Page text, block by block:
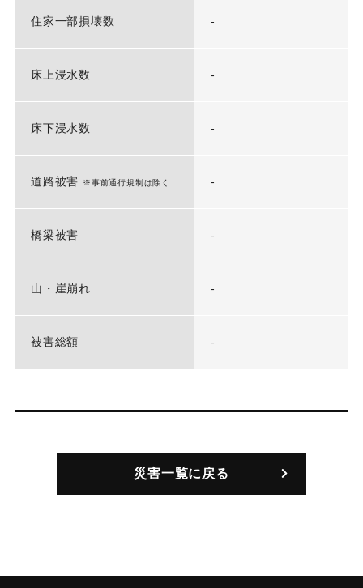
住家一部損壊数 -
床上浸水数 -
床下浸水数 -
道路被害 ※事前通行規制は除く -
橋梁被害 -
山・崖崩れ -
被害総額 -
災害一覧に戻る